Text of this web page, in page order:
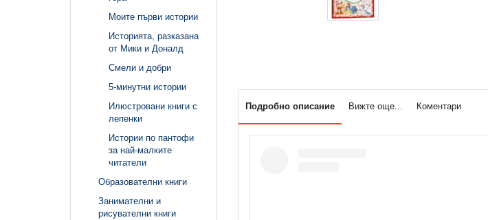
Моите първи истории
Историята, разказана
от Мики и Доналд
Смели и добри
5-минутни истории
Илюстровани книги с
лепенки
Истории по пантофи
за най-малките
читатели
Образователни книги
Занимателни и
рисувателни книги
Подробно описание Вижте още... Коментари